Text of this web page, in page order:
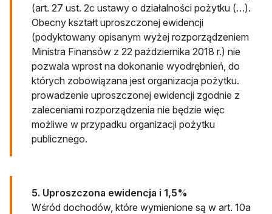
(art. 27 ust. 2c ustawy o działalności pożytku (…).
Obecny kształt uproszczonej ewidencji
(podyktowany opisanym wyżej rozporządzeniem
Ministra Finansów z 22 października 2018 r.) nie
pozwala wprost na dokonanie wyodrębnień, do
których zobowiązana jest organizacja pożytku.
prowadzenie uproszczonej ewidencji zgodnie z
zaleceniami rozporządzenia nie będzie więc
możliwe w przypadku organizacji pożytku
publicznego.
5. Uproszczona ewidencja i 1,5%
Wśród dochodów, które wymienione są w art. 10a